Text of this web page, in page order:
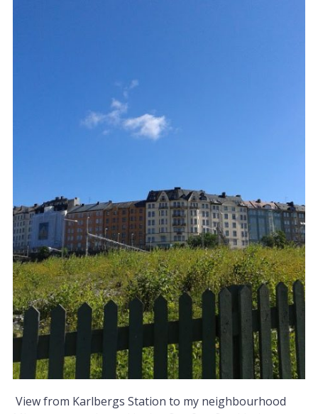
View from Karlbergs Station to my neighbourhood